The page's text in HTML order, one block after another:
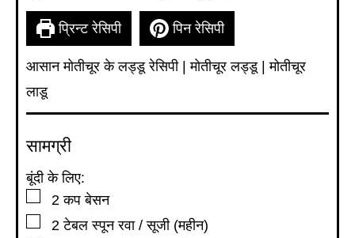
प्रिन्ट रेसिपी पिन रेसिपी
आसान मोतीचूर के लड्डू रेसिपी | मोतीचूर लड्डू | मोतीचूर
लाडू
सामग्री
बूंदी के लिए:
▢
2 कप बेसन
▢
2 टेबल स्पून रवा / सूजी (महीन)